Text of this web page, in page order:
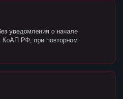
уведомления о начале
КоАП РФ, при повторном